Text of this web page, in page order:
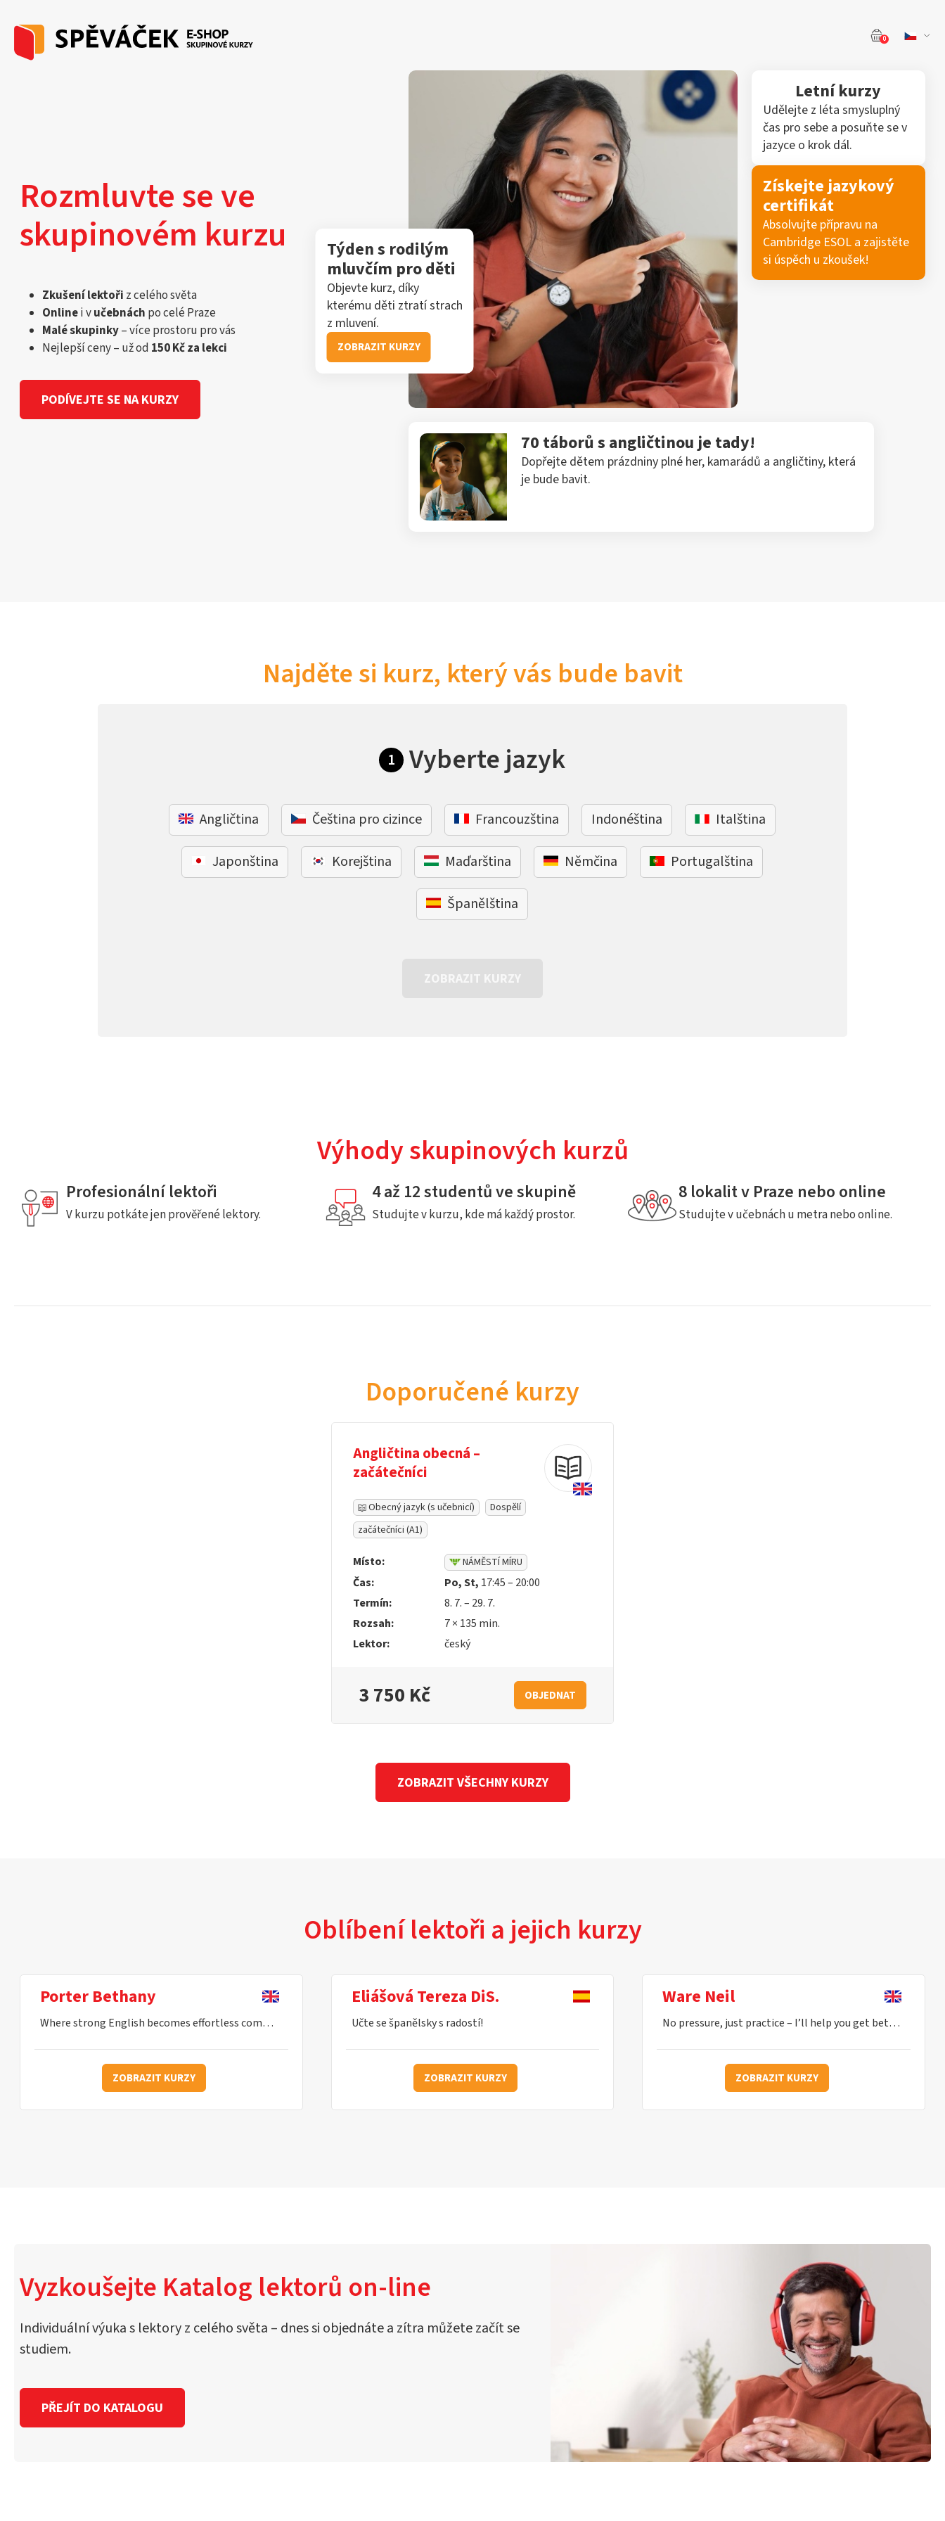
0
Rozmluvte se ve
skupinovém kurzu
Zkušení lektoři z celého světa
Onlinei vučebnách po celé Praze
Malé skupinky– více prostoru pro vás
Nejlepší ceny – už od 150 Kč za lekci
PODÍVEJTE SE NA KURZY
Týden s rodilým
mluvčím pro děti
Objevte kurz, díky
kterému děti ztratí strach
z mluvení.
ZOBRAZIT KURZY
70 táborů s angličtinou je tady!
Dopřejte dětem prázdniny plné her, kamarádů a angličtiny, která
je bude bavit.
Letní kurzy
Udělejte z léta smysluplný
čas pro sebe a posuňte se v
jazyce o krok dál.
Získejte jazykový
certifikát
Absolvujte přípravu na
Cambridge ESOL a zajistěte
si úspěch u zkoušek!
Najděte si kurz, který vás bude bavit
1 Vyberte jazyk
Angličtina Čeština pro cizince Francouzština Indonéština Italština
Japonština Korejština Maďarština Němčina Portugalština
Španělština
ZOBRAZIT KURZY
Výhody skupinových kurzů
Profesionální lektoři
V kurzu potkáte jen prověřené lektory.
4 až 12 studentů ve skupině
Studujte v kurzu, kde má každý prostor.
8 lokalit v Praze nebo online
Studujte v učebnách u metra nebo online.
Doporučené kurzy
Angličtina obecná –
začátečníci
Obecný jazyk (s učebnicí)
Dospělí
začátečníci (A1)
Místo: NÁMĚSTÍ MÍRU
Čas: Po, St, 17:45 – 20:00
Termín:
8. 7. – 29. 7.
Rozsah:
7 × 135 min.
Lektor:
český
3 750 Kč OBJEDNAT
ZOBRAZIT VŠECHNY KURZY
Oblíbení lektoři a jejich kurzy
Porter Bethany
Where strong English becomes effortless communication.
ZOBRAZIT KURZY
Eliášová Tereza DiS.
Učte se španělsky s radostí!
ZOBRAZIT KURZY
Ware Neil
No pressure, just practice – I’ll help you get better every lesson.
ZOBRAZIT KURZY
Vyzkoušejte Katalog lektorů on-line
Individuální výuka s lektory z celého světa – dnes si objednáte a zítra můžete začít se
studiem.
PŘEJÍT DO KATALOGU